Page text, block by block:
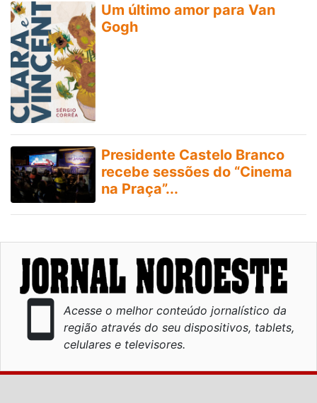
Um último amor para Van
Gogh
Presidente Castelo Branco
recebe sessões do “Cinema
na Praça”...
smartphone
Acesse o melhor conteúdo jornalístico da
região através do seu dispositivos, tablets,
celulares e televisores.